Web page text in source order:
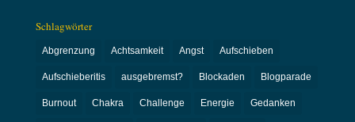
Schlagwörter
Abgrenzung Achtsamkeit Angst Aufschieben
Aufschieberitis ausgebremst? Blockaden Blogparade
Burnout Chakra Challenge Energie Gedanken